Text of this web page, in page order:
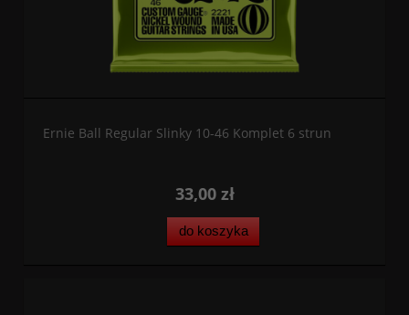
Ernie Ball Regular Slinky 10-46 Komplet 6 strun
33,00 zł
do koszyka